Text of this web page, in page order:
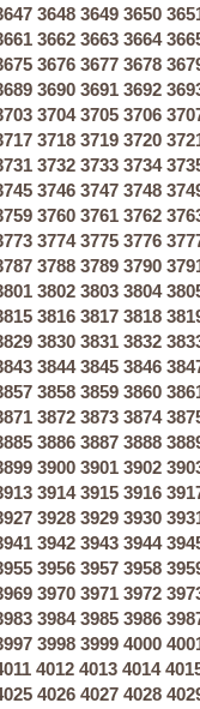
3648 3649 3650
3662 3663 3664
3676 3677 3678
3690 3691 3692
3704 3705 3706
3718 3719 3720
3732 3733 3734
3746 3747 3748
3760 3761 3762
3774 3775 3776
3788 3789 3790
3802 3803 3804
3816 3817 3818
3830 3831 3832
3844 3845 3846
3858 3859 3860
3872 3873 3874
3886 3887 3888
3900 3901 3902
3914 3915 3916
3928 3929 3930
3942 3943 3944
3956 3957 3958
3970 3971 3972
3984 3985 3986
3998 3999 4000
4012 4013 4014
4026 4027 4028